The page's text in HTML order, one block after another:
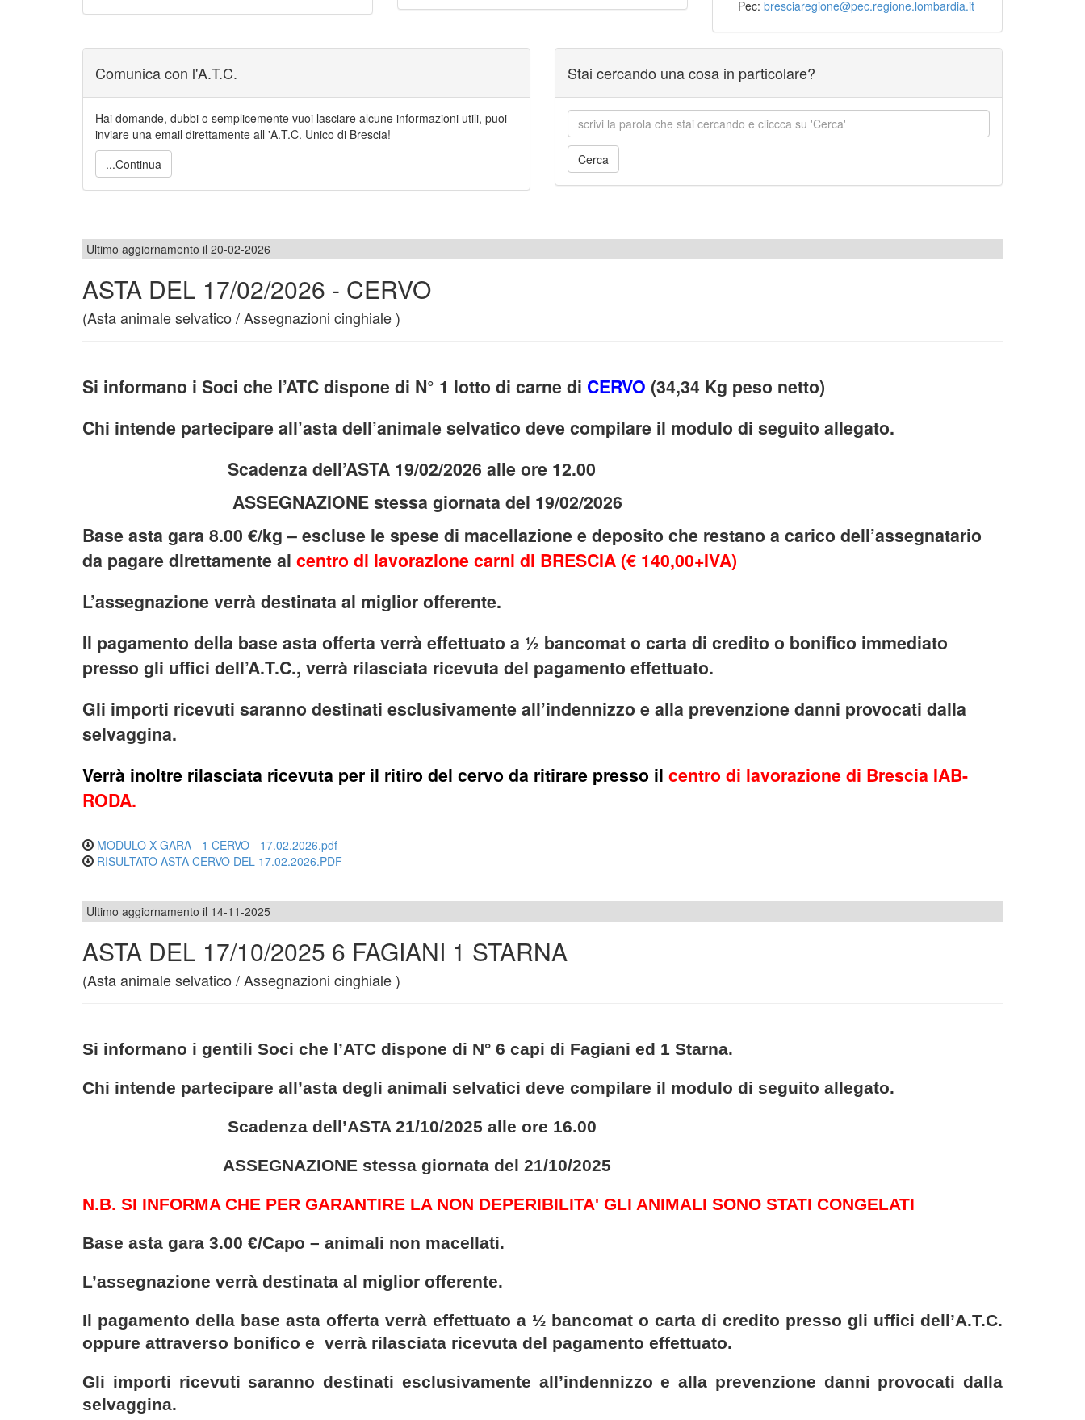
Pec: bresciaregione@pec.regione.lombardia.it
Comunica con l'A.T.C.
Hai domande, dubbi o semplicemente vuoi lasciare alcune informazioni utili, puoi
inviare una email direttamente all 'A.T.C. Unico di Brescia!
...Continua
Stai cercando una cosa in particolare?
Ultimo aggiornamento il 20-02-2026
ASTA DEL 17/02/2026 - CERVO
(Asta animale selvatico / Assegnazioni cinghiale )
Si informano i Soci che l’ATC dispone di N° 1 lotto di carne di CERVO (34,34 Kg peso netto)
Chi intende partecipare all’asta dell’animale selvatico deve compilare il modulo di seguito allegato.
Scadenza dell’ASTA 19/02/2026 alle ore 12.00
ASSEGNAZIONE stessa giornata del 19/02/2026
Base asta gara 8.00 €/kg – escluse le spese di macellazione e deposito che restano a carico dell’assegnatario
da pagare direttamente al centro di lavorazione carni di BRESCIA (€ 140,00+IVA)
L’assegnazione verrà destinata al miglior offerente.
Il pagamento della base asta offerta verrà effettuato a ½ bancomat o carta di credito o bonifico immediato
presso gli uffici dell’A.T.C., verrà rilasciata ricevuta del pagamento effettuato.
Gli importi ricevuti saranno destinati esclusivamente all’indennizzo e alla prevenzione danni provocati dalla
selvaggina.
Verrà inoltre rilasciata ricevuta per il ritiro del cervo da ritirare presso il centro di lavorazione di Brescia IAB-
RODA.
MODULO X GARA - 1 CERVO - 17.02.2026.pdf
RISULTATO ASTA CERVO DEL 17.02.2026.PDF
Ultimo aggiornamento il 14-11-2025
ASTA DEL 17/10/2025 6 FAGIANI 1 STARNA
(Asta animale selvatico / Assegnazioni cinghiale )
Si informano i gentili Soci che l’ATC dispone di N° 6 capi di Fagiani ed 1 Starna.
Chi intende partecipare all’asta degli animali selvatici deve compilare il modulo di seguito allegato.
Scadenza dell’ASTA 21/10/2025 alle ore 16.00
ASSEGNAZIONE stessa giornata del 21/10/2025
N.B. SI INFORMA CHE PER GARANTIRE LA NON DEPERIBILITA' GLI ANIMALI SONO STATI CONGELATI
Base asta gara 3.00 €/Capo – animali non macellati.
L’assegnazione verrà destinata al miglior offerente.
Il pagamento della base asta offerta verrà effettuato a ½ bancomat o carta di credito presso gli uffici dell’A.T.C.
oppure attraverso bonifico e verrà rilasciata ricevuta del pagamento effettuato.
Gli importi ricevuti saranno destinati esclusivamente all’indennizzo e alla prevenzione danni provocati dalla
selvaggina.